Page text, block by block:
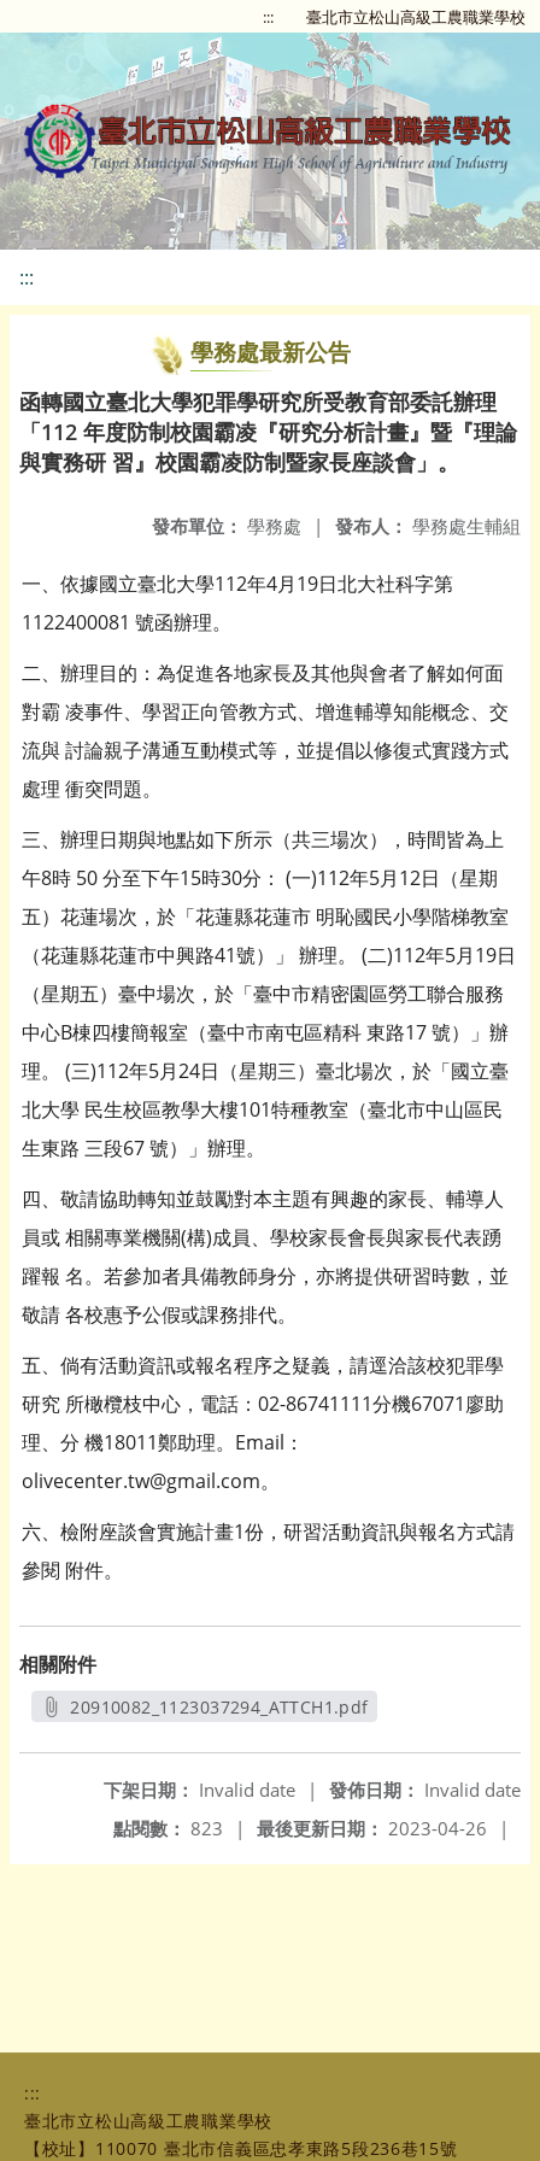
::: 臺北市立松山高級工農職業學校
:::
學務處最新公告
函轉國立臺北大學犯罪學研究所受教育部委託辦理
「112 年度防制校園霸凌『研究分析計畫』暨『理論
與實務研 習』校園霸凌防制暨家長座談會」。
發布人： 學務處生輔組
發布單位： 學務處 |
一、依據國立臺北大學112年4月19日北大社科字第
1122400081 號函辦理。
二、辦理目的：為促進各地家長及其他與會者了解如何面
對霸 凌事件、學習正向管教方式、增進輔導知能概念、交
流與 討論親子溝通互動模式等，並提倡以修復式實踐方式
處理 衝突問題。
三、辦理日期與地點如下所示（共三場次），時間皆為上
午8時 50 分至下午15時30分： (一)112年5月12日（星期
五）花蓮場次，於「花蓮縣花蓮市 明恥國民小學階梯教室
（花蓮縣花蓮市中興路41號）」 辦理。 (二)112年5月19日
（星期五）臺中場次，於「臺中市精密園區勞工聯合服務
中心B棟四樓簡報室（臺中市南屯區精科 東路17 號）」辦
理。 (三)112年5月24日（星期三）臺北場次，於「國立臺
北大學 民生校區教學大樓101特種教室（臺北市中山區民
生東路 三段67 號）」辦理。
四、敬請協助轉知並鼓勵對本主題有興趣的家長、輔導人
員或 相關專業機關(構)成員、學校家長會長與家長代表踴
躍報 名。若參加者具備教師身分，亦將提供研習時數，並
敬請 各校惠予公假或課務排代。
五、倘有活動資訊或報名程序之疑義，請逕洽該校犯罪學
研究 所橄欖枝中心，電話：02-86741111分機67071廖助
理、分 機18011鄭助理。Email：
olivecenter.tw@gmail.com。
六、檢附座談會實施計畫1份，研習活動資訊與報名方式請
參閱 附件。
相關附件
20910082_1123037294_ATTCH1.pdf
發佈日期： Invalid date
下架日期： Invalid date
|
最後更新日期： 2023-04-26 |
點閱數： 823 |
:::
臺北市立松山高級工農職業學校
【校址】110070 臺北市信義區忠孝東路5段236巷15號